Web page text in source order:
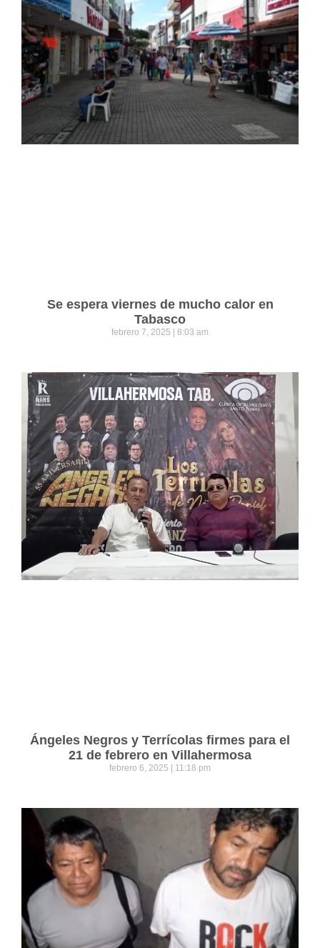
Se espera viernes de mucho calor en
Tabasco
febrero 7, 2025 8:03 am
Ángeles Negros y Terrícolas firmes para el
21 de febrero en Villahermosa
febrero 6, 2025 11:18 pm